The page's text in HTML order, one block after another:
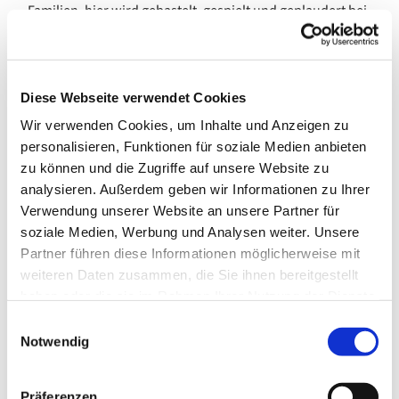
Diese Webseite verwendet Cookies
Wir verwenden Cookies, um Inhalte und Anzeigen zu
personalisieren, Funktionen für soziale Medien anbieten
zu können und die Zugriffe auf unsere Website zu
analysieren. Außerdem geben wir Informationen zu Ihrer
Verwendung unserer Website an unsere Partner für
soziale Medien, Werbung und Analysen weiter. Unsere
Partner führen diese Informationen möglicherweise mit
weiteren Daten zusammen, die Sie ihnen bereitgestellt
Notwendig
Familien, hier wird gebastelt, gespielt und geplaudert bei
Kaffee, Tee und kleinen Leckereien. Mal wird das
Hochbeet bepflanzt, mal ein Theater aufgeführt und mal
verschiedene Kreativ- und Spielangebote dazu.
Hier ist Platz zum Austauschen, Fragen stellen und
Kontakte knüpfen.